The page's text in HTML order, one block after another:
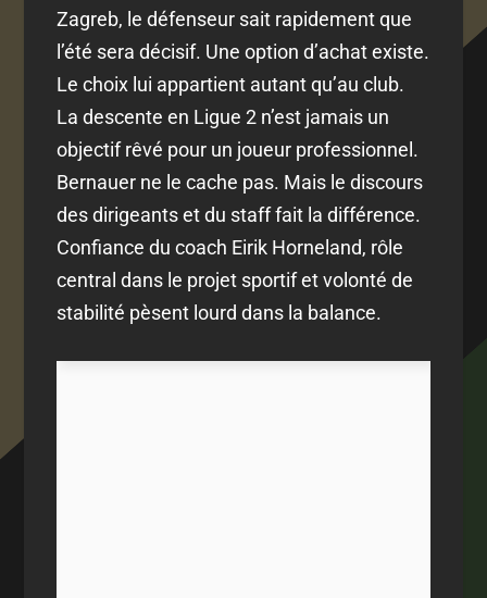
Zagreb, le défenseur sait rapidement que
l’été sera décisif. Une option d’achat existe.
Le choix lui appartient autant qu’au club.
La descente en Ligue 2 n’est jamais un
objectif rêvé pour un joueur professionnel.
Bernauer ne le cache pas. Mais le discours
des dirigeants et du staff fait la différence.
Confiance du coach Eirik Horneland, rôle
central dans le projet sportif et volonté de
stabilité pèsent lourd dans la balance.